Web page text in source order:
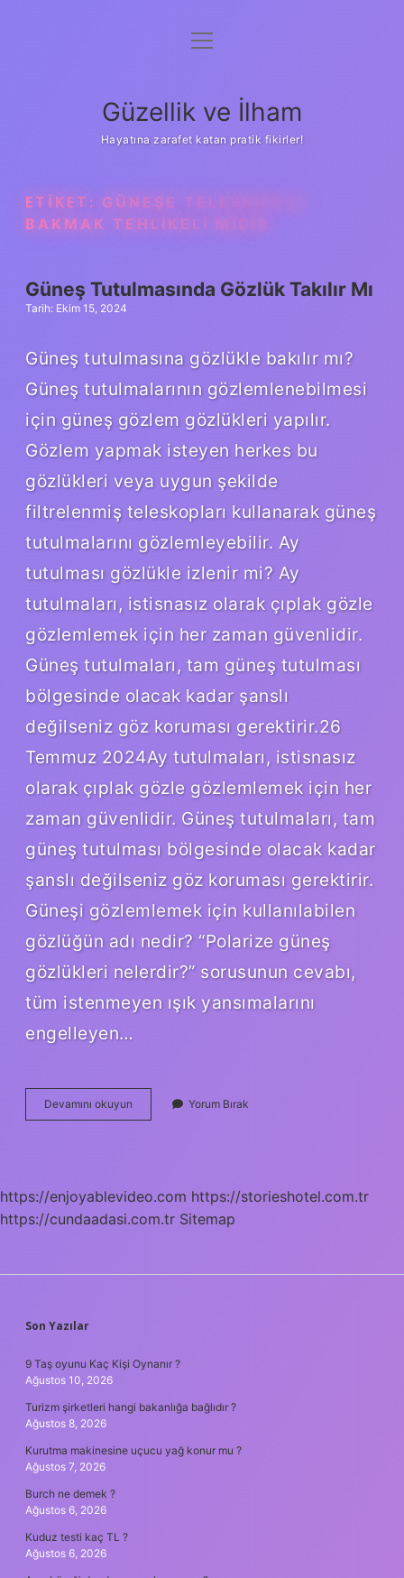
Anasayfa
Yasal Uyarı
menüyü
Güzellik ve İlham
Hayatına zarafet katan pratik fikirler!
ETIKET: GÜNEŞE TELESKOPLA
BAKMAK TEHLIKELI MIDIR
Güneş Tutulmasında Gözlük Takılır Mı
Tarih: Ekim 15, 2024
Güneş tutulmasına gözlükle bakılır mı?
Güneş tutulmalarının gözlemlenebilmesi
için güneş gözlem gözlükleri yapılır.
Gözlem yapmak isteyen herkes bu
gözlükleri veya uygun şekilde
filtrelenmiş teleskopları kullanarak güneş
tutulmalarını gözlemleyebilir. Ay
tutulması gözlükle izlenir mi? Ay
tutulmaları, istisnasız olarak çıplak gözle
gözlemlemek için her zaman güvenlidir.
Güneş tutulmaları, tam güneş tutulması
bölgesinde olacak kadar şanslı
değilseniz göz koruması gerektirir.26
Temmuz 2024Ay tutulmaları, istisnasız
olarak çıplak gözle gözlemlemek için her
zaman güvenlidir. Güneş tutulmaları, tam
güneş tutulması bölgesinde olacak kadar
şanslı değilseniz göz koruması gerektirir.
Güneşi gözlemlemek için kullanılabilen
gözlüğün adı nedir? “Polarize güneş
gözlükleri nelerdir?” sorusunun cevabı,
tüm istenmeyen ışık yansımalarını
engelleyen…
Devamını okuyun
Tutulmasında
Yorum Bırak
https://enjoyablevideo.com https://storieshotel.com.tr
https://cundaadasi.com.tr Sitemap
SIDEBAR
Son Yazılar
9 Taş oyunu Kaç Kişi Oynanır ?
Ağustos 10, 2026
Turizm şirketleri hangi bakanlığa bağlıdır ?
Ağustos 8, 2026
Kurutma makinesine uçucu yağ konur mu ?
Ağustos 7, 2026
Burch ne demek ?
Ağustos 6, 2026
Kuduz testi kaç TL ?
Ağustos 6, 2026